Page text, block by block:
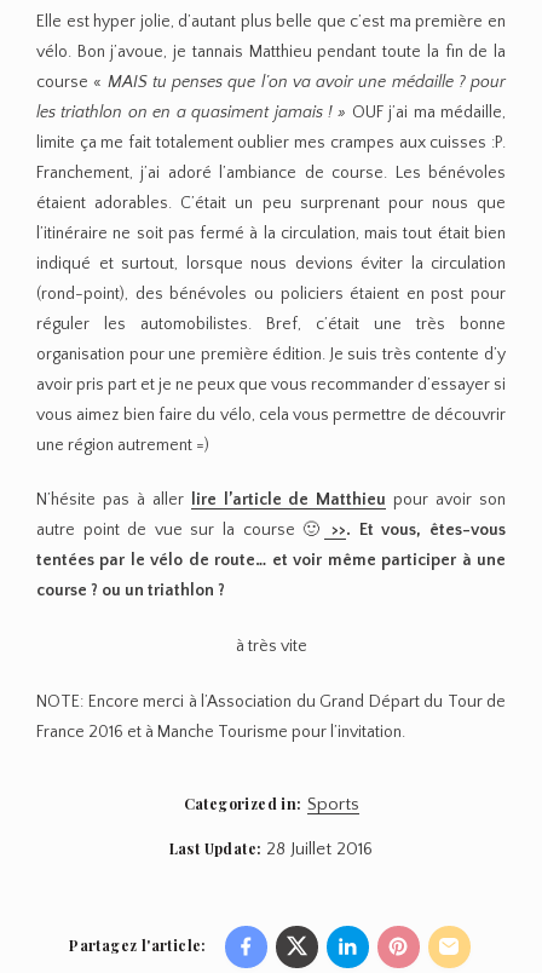
Elle est hyper jolie, d’autant plus belle que c’est ma première en
vélo. Bon j’avoue, je tannais Matthieu pendant toute la fin de la
course « MAIS tu penses que l’on va avoir une médaille ? pour
les triathlon on en a quasiment jamais ! » OUF j’ai ma médaille,
limite ça me fait totalement oublier mes crampes aux cuisses :P.
Franchement, j’ai adoré l’ambiance de course. Les bénévoles
étaient adorables. C’était un peu surprenant pour nous que
l’itinéraire ne soit pas fermé à la circulation, mais tout était bien
indiqué et surtout, lorsque nous devions éviter la circulation
(rond-point), des bénévoles ou policiers étaient en post pour
réguler les automobilistes. Bref, c’était une très bonne
organisation pour une première édition. Je suis très contente d’y
avoir pris part et je ne peux que vous recommander d’essayer si
vous aimez bien faire du vélo, cela vous permettre de découvrir
une région autrement =)
N’hésite pas à aller lire l’article de Matthieu pour avoir son
autre point de vue sur la course 🙂
>>. Et vous, êtes-vous
tentées par le vélo de route… et voir même participer à une
course ? ou un triathlon ?
à très vite
NOTE: Encore merci à l’Association du Grand Départ du Tour de
France 2016 et à Manche Tourisme pour l’invitation.
Categorized in: Sports
Last Update: 28 Juillet 2016
Partagez l'article: Share Share Share Share Share